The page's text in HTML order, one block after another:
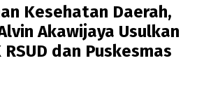
Kesehatan Daerah,
Akawijaya Usulkan
RSUD dan Puskesmas